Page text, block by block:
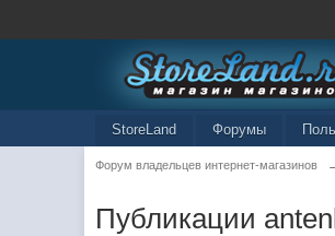
StoreLand Форумы
Форум владельцев интернет-магазинов
Публикации